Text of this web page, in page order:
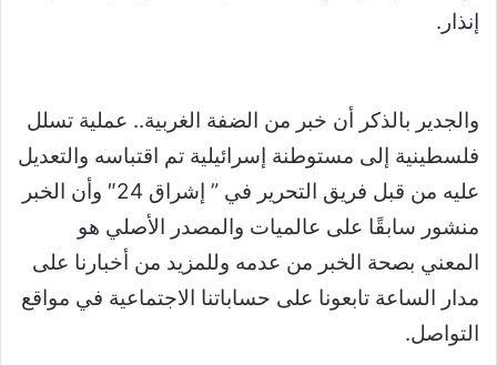
إنذار.
والجدير بالذكر أن خبر من الضفة الغربية.. عملية تسلل
فلسطينية إلى مستوطنة إسرائيلية تم اقتباسه والتعديل
عليه من قبل فريق التحرير في ” إشراق 24″ وأن الخبر
منشور سابقًا على عالميات والمصدر الأصلي هو
المعني بصحة الخبر من عدمه وللمزيد من أخبارنا على
مدار الساعة تابعونا على حساباتنا الاجتماعية في مواقع
التواصل.